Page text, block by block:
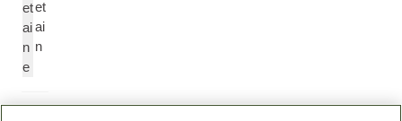
et
ai
n
e
et
ai
n